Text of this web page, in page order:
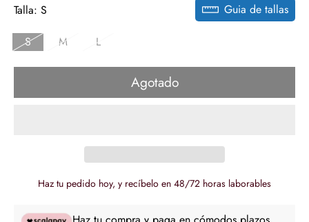
venta
Talla: S Guia de tallas
S M L
Agotado
Haz tu pedido hoy, y recíbelo en 48/72 horas laborables